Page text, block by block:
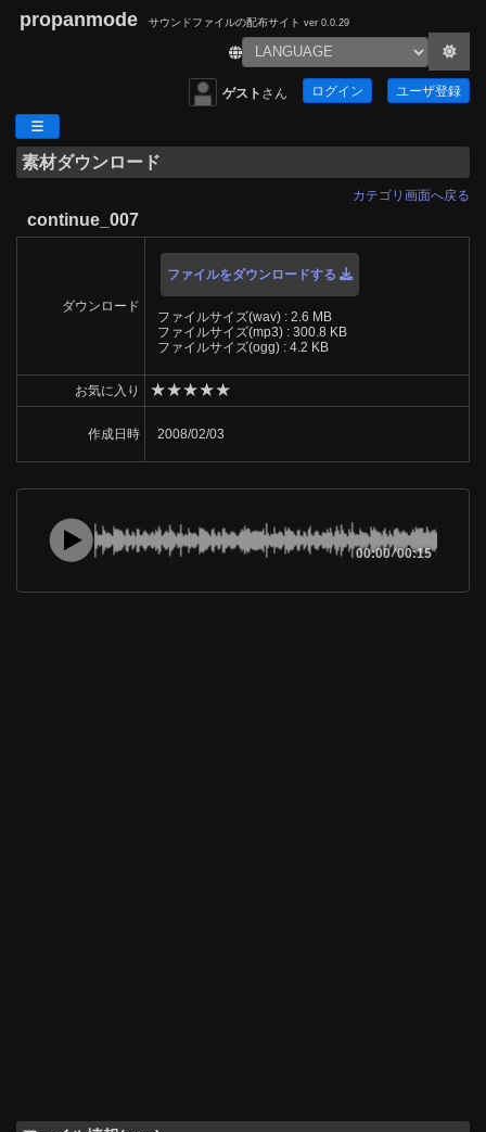
propanmode サウンドファイルの配布サイト ver 0.0.29
ゲスト さん ログイン ユーザ登録
素材ダウンロード
カテゴリ画面へ戻る
continue_007
ダウンロード
ファイルをダウンロードする
ファイルサイズ(wav) : 2.6 MB
ファイルサイズ(mp3) : 300.8 KB
ファイルサイズ(ogg) : 4.2 KB
お気に入り ★★★★★
作成日時 2008/02/03
00:00/00:15